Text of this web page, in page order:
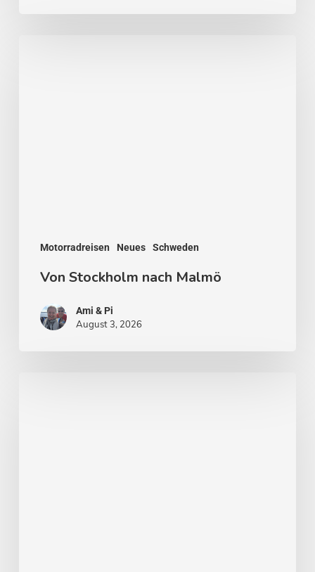
Motorradreisen Neues Schweden
Von Stockholm nach Malmö
Ami & Pi
August 3, 2026